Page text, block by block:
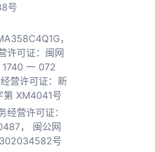
号
，
许可证：闽网
一 072
营许可证：新
第 XM4041号
经营许可证：
，
闽公网
号